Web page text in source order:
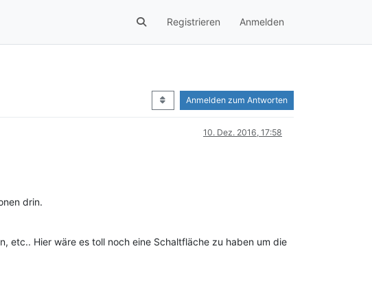
Registrieren Anmelden
Anmelden zum Antworten
10. Dez. 2016, 17:58
drin.
etc.. Hier wäre es toll noch eine Schaltfläche zu haben um die